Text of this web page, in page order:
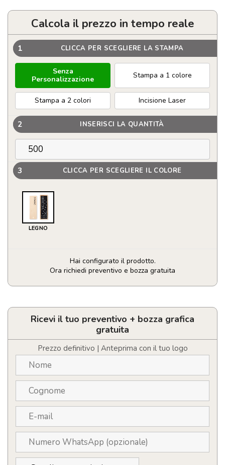
Calcola il prezzo in tempo reale
1 CLICCA PER SCEGLIERE LA STAMPA
Senza
Personalizzazione
Stampa a 1 colore
Stampa a 2 colori Incisione Laser
2 INSERISCI LA QUANTITÀ
3 CLICCA PER SCEGLIERE IL COLORE
LEGNO
Hai configurato il prodotto.
Ora richiedi preventivo e bozza gratuita
Domino
Ricevi il tuo preventivo + bozza grafica
gratuita
Prezzo definitivo | Anteprima con il tuo logo